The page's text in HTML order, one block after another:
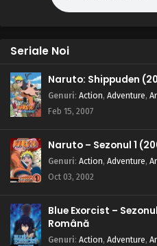
Seriale Noi
Naruto: Shippuden
Genuri: Action, Adventure,
Feb 15, 2007
Naruto – Sezonul 1
Genuri: Action, Adventure,
Oct 03, 2002
Blue Exorcist –
Română
Genuri: Action, Adventure,